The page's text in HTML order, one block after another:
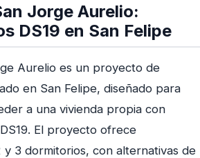
Jorge Aurelio:
DS19 en San Felipe
Aurelio es un proyecto de
en San Felipe, diseñado para
a una vivienda propia con
El proyecto ofrece
3 dormitorios, con alternativas de